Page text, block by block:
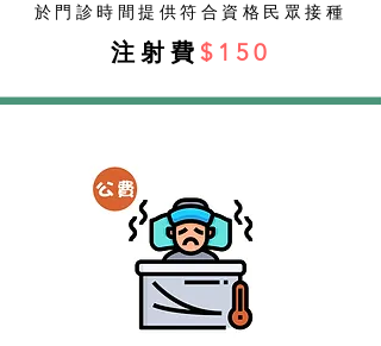
於門診時間提供符合資格民眾接種
注射費 $150